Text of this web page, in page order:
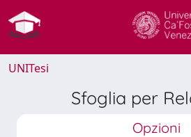
UNITesi
Sfoglia per
Opzioni